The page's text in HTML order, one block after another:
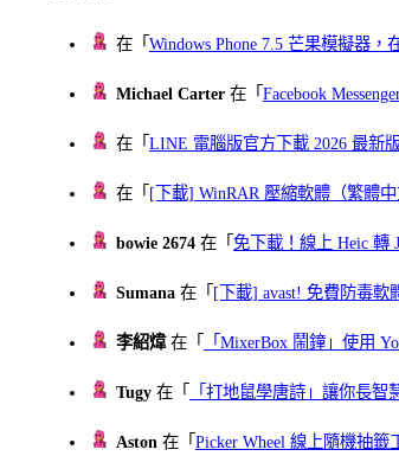
在「Windows Phone 7.5 芒果模擬器，
Michael Carter 在「Facebook
在「LINE 電腦版官方下載 2026 最新版
在「 [下載] WinRAR 壓縮軟體（繁體中
bowie 2674 在「免下載！線上 Heic 轉
Sumana 在「 [下載] avast! 免費防毒軟
李紹煒在「 「MixerBox 鬧鐘」使用
Tugy 在「 「打地鼠學唐詩」讓你長智
Aston 在「Picker Wheel 線上隨機抽籤